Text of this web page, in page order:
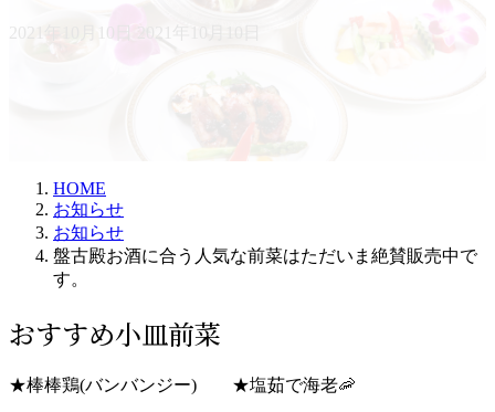
2021年10月10日
HOME
お知らせ
お知らせ
盤古殿お酒に合う人気な前菜はただいま絶賛販売中で
す。
おすすめ小皿前菜
★棒棒鶏(バンバンジー) ★塩茹で海老🦐